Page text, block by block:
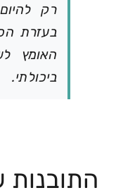
רק
בעזרת
האומץ
ביכולתי.
התובנות